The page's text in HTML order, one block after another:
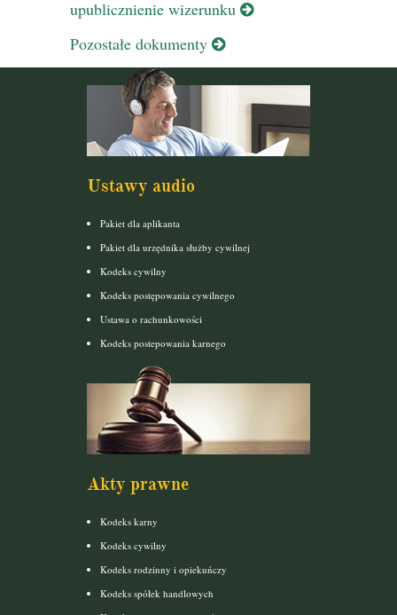
upublicznienie wizerunku
Pozostałe dokumenty
Ustawy audio
Pakiet dla aplikanta
Pakiet dla urzędnika służby cywilnej
Kodeks cywilny
Kodeks postępowania cywilnego
Ustawa o rachunkowości
Kodeks postepowania karnego
Akty prawne
Kodeks karny
Kodeks cywilny
Kodeks rodzinny i opiekuńczy
Kodeks spółek handlowych